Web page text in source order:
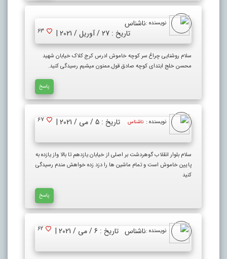
نویسنده :ناشناس
تاریخ : 27 / آوریل / 2021 |
63
سلام روشنایی چراغ سر کوچه خاموش ادرس کرج کلاک خیابان شهید
محسن خلج ابتدای کوچه صادق قول.ممنون میشیم رسیدگی کنید.
پاسخ
نویسنده : ناشناس تاریخ : 5 / می / 2021 | 67
سلام بلوار انقلاب گوهردشت بر اصلی از خیابان یازدهم تا بالا واز یازده به
پایین خاموش است و تمام ماشین ها را دزد زده خواهش مندم رسیدگی
کنید
پاسخ
نویسنده :ناشناس تاریخ : 6 / می / 2021 | 62